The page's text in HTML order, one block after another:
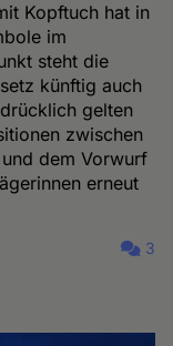
Kopftuch hat in
im
steht die
künftig auch
gelten
zwischen
dem Vorwurf
erneut
3